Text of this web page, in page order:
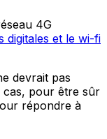
4G
digitales et le wi-fi
devrait pas
cas, pour être sûr
répondre à